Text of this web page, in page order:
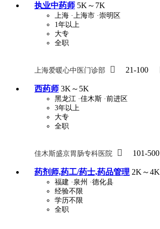
执业中药师 5K～7K
上海 ·上海市 ·崇明区
1年以上
大专
全职
上海爱暖心中医门诊部  21-100
西药师 3K～5K
黑龙江 ·佳木斯 ·前进区
3年以上
大专
全职
佳木斯盛京胃肠专科医院  101-500
药剂师,药工/药士,药品管理 2K～4K
福建 ·泉州 ·德化县
经验不限
学历不限
全职